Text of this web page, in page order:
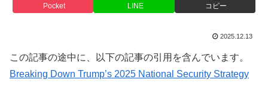
Pocket LINE コピー
2025.12.13
この記事の途中に、以下の記事の引用を含んでいます。
Breaking Down Trump’s 2025 National Security Strategy